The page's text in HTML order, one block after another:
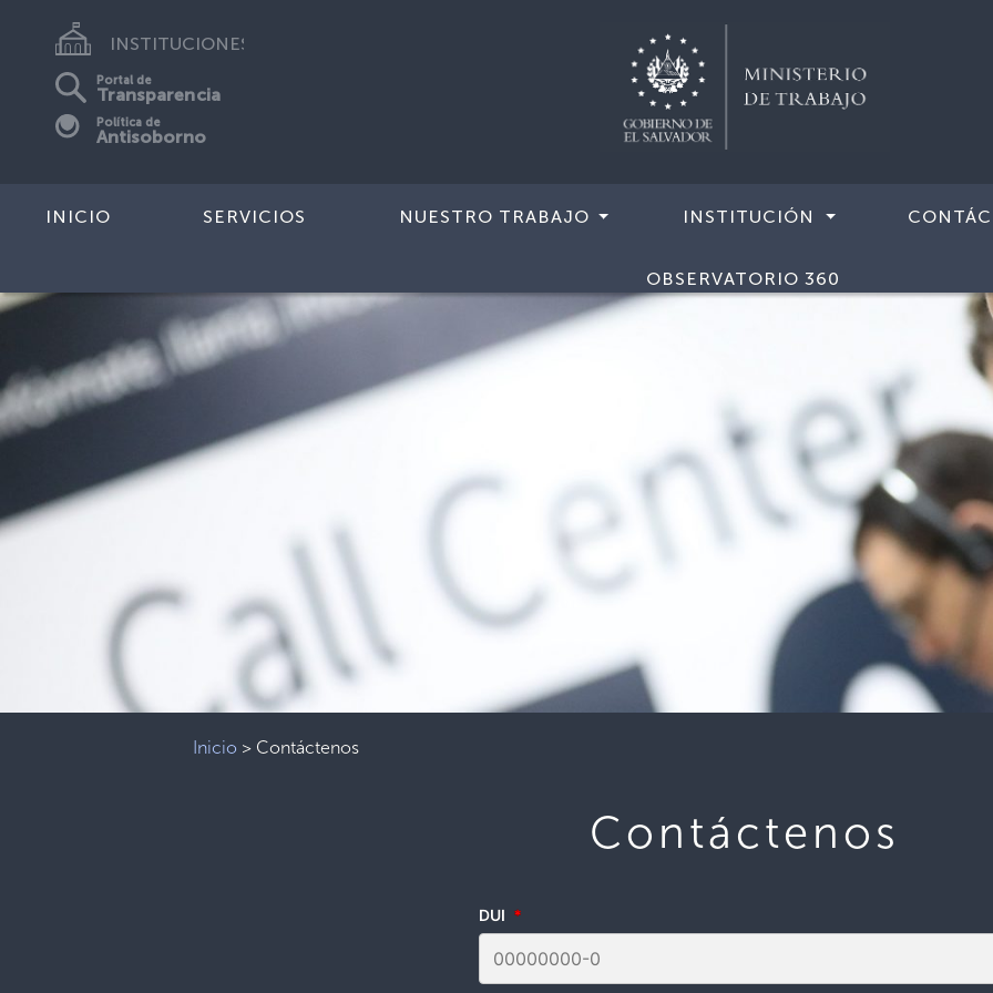
INSTITUCIONES
Portal de
Transparencia
Política de
Antisoborno
INICIO SERVICIOS NUESTRO TRABAJO INSTITUCIÓN
OBSERVATORIO 360
Previous
Inicio > Contáctenos
Contáctenos
DUI *